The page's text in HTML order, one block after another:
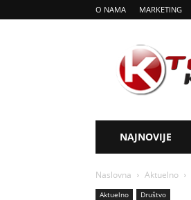
O NAMA MARKETING
Tv
Kladovo
NAJNOVIJE
Naslovna Aktuelno
Aktuelno Društvo